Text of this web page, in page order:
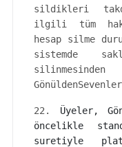
sildikleri
ilgili tüm
hesap silme
sistemde
22. Üyeler,
öncelikle
suretiyle